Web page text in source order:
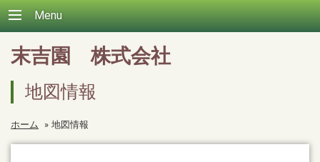
Menu
末吉園 株式会社
地図情報
ホーム » 地図情報